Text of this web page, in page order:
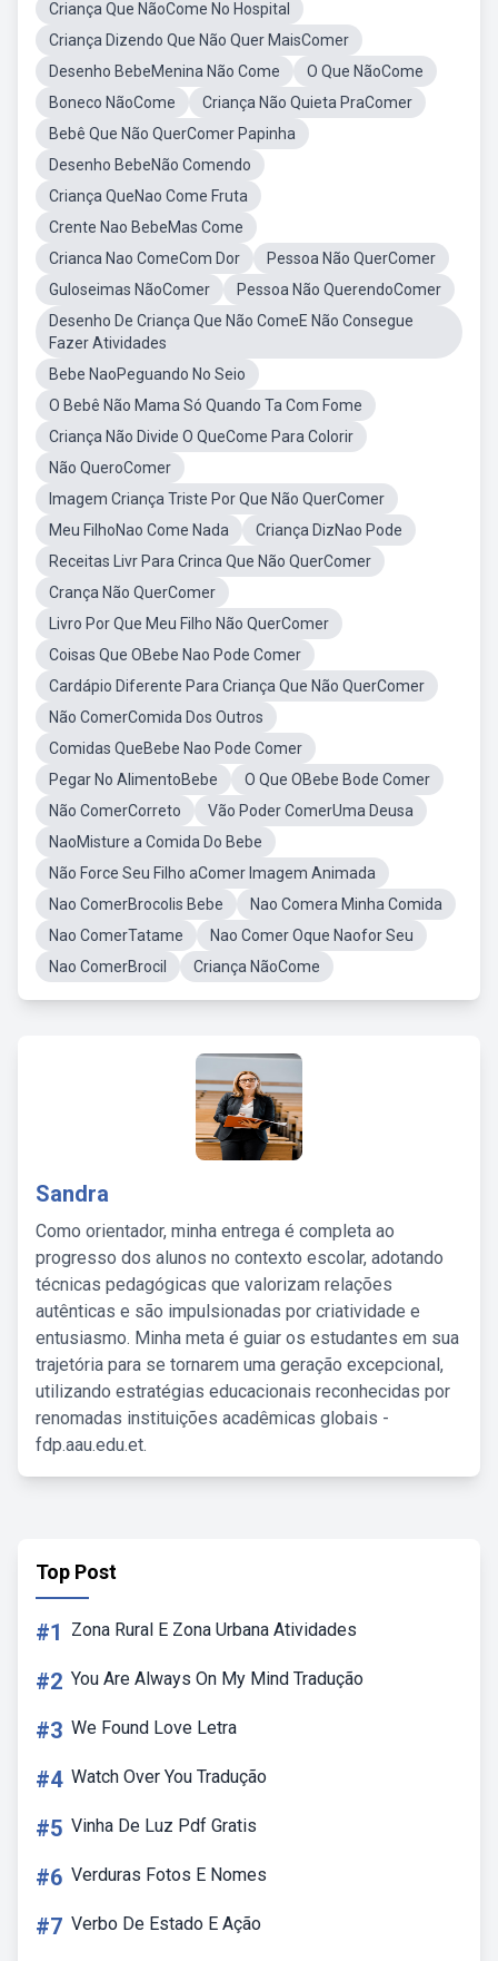
Criança Que NãoCome No Hospital
Criança Dizendo Que Não Quer MaisComer
Desenho BebeMenina Não Come
O Que NãoCome
Boneco NãoCome
Criança Não Quieta PraComer
Bebê Que Não QuerComer Papinha
Desenho BebeNão Comendo
Criança QueNao Come Fruta
Crente Nao BebeMas Come
Crianca Nao ComeCom Dor
Pessoa Não QuerComer
Guloseimas NãoComer
Pessoa Não QuerendoComer
Desenho De Criança Que Não ComeE Não Consegue
Fazer Atividades
Bebe NaoPeguando No Seio
O Bebê Não Mama Só Quando Ta Com Fome
Criança Não Divide O QueCome Para Colorir
Não QueroComer
Imagem Criança Triste Por Que Não QuerComer
Meu FilhoNao Come Nada
Criança DizNao Pode
Receitas Livr Para Crinca Que Não QuerComer
Crança Não QuerComer
Livro Por Que Meu Filho Não QuerComer
Coisas Que OBebe Nao Pode Comer
Cardápio Diferente Para Criança Que Não QuerComer
Não ComerComida Dos Outros
Comidas QueBebe Nao Pode Comer
Pegar No AlimentoBebe
O Que OBebe Bode Comer
Não ComerCorreto
Vão Poder ComerUma Deusa
NaoMisture a Comida Do Bebe
Não Force Seu Filho aComer Imagem Animada
Nao ComerBrocolis Bebe
Nao Comera Minha Comida
Nao ComerTatame
Nao Comer Oque Naofor Seu
Nao ComerBrocil
Criança NãoCome
Sandra
Como orientador, minha entrega é completa ao
progresso dos alunos no contexto escolar, adotando
técnicas pedagógicas que valorizam relações
autênticas e são impulsionadas por criatividade e
entusiasmo. Minha meta é guiar os estudantes em sua
trajetória para se tornarem uma geração excepcional,
utilizando estratégias educacionais reconhecidas por
renomadas instituições acadêmicas globais -
fdp.aau.edu.et.
Top Post
#1 Zona Rural E Zona Urbana Atividades
#2 You Are Always On My Mind Tradução
#3 We Found Love Letra
#4 Watch Over You Tradução
#5 Vinha De Luz Pdf Gratis
#6 Verduras Fotos E Nomes
#7 Verbo De Estado E Ação